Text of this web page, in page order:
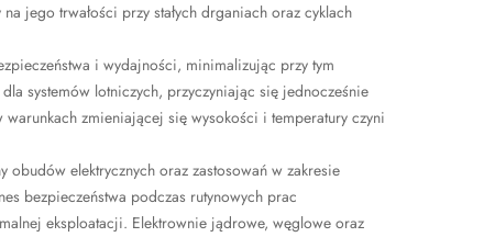
jego trwałości przy stałych drganiach oraz cyklach
i wydajności, minimalizując przy tym
systemów lotniczych, przyczyniając się jednocześnie
zmieniającej się wysokości i temperatury czyni
elektrycznych oraz zastosowań w zakresie
bezpieczeństwa podczas rutynowych prac
eksploatacji. Elektrownie jądrowe, węglowe oraz